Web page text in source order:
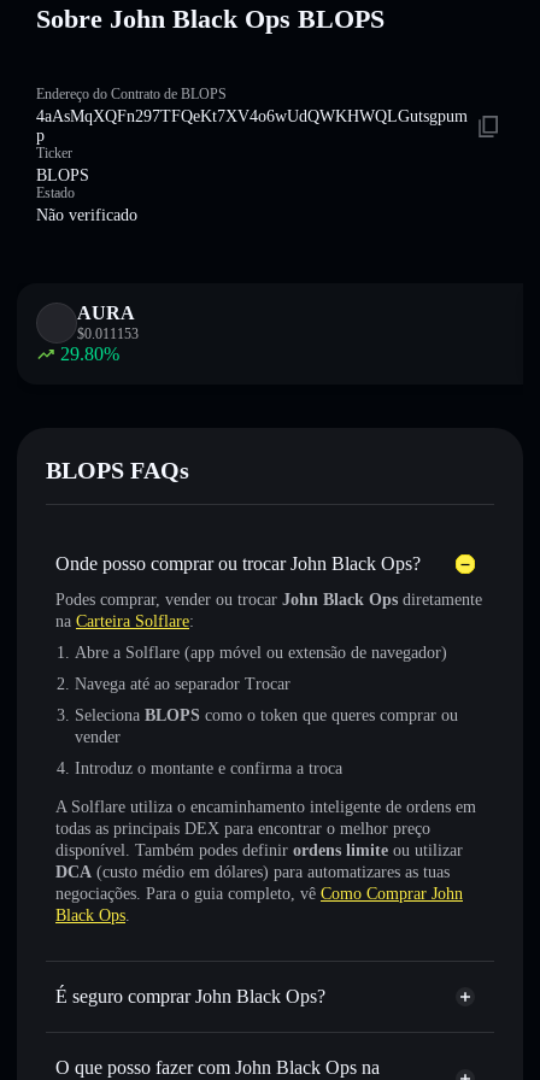
Sobre John Black Ops BLOPS
Endereço do Contrato de BLOPS
4aAsMqXQFn297TFQeKt7XV4o6wUdQWKHWQLGutsgpum
p
Ticker
BLOPS
Estado
Não verificado
AURA
$0.011153
29.80%
BLOPS FAQs
Onde posso comprar ou trocar John Black Ops?
Podes comprar, vender ou trocar John Black Ops diretamente
na Carteira Solflare:
Abre a Solflare (app móvel ou extensão de navegador)
Navega até ao separador Trocar
Seleciona BLOPS como o token que queres comprar ou
vender
Introduz o montante e confirma a troca
A Solflare utiliza o encaminhamento inteligente de ordens em
todas as principais DEX para encontrar o melhor preço
disponível. Também podes definir ordens limite ou utilizar
DCA (custo médio em dólares) para automatizares as tuas
negociações. Para o guia completo, vê Como Comprar John
Black Ops.
É seguro comprar John Black Ops?
John Black Ops não está verificado
O que posso fazer com John Black Ops na